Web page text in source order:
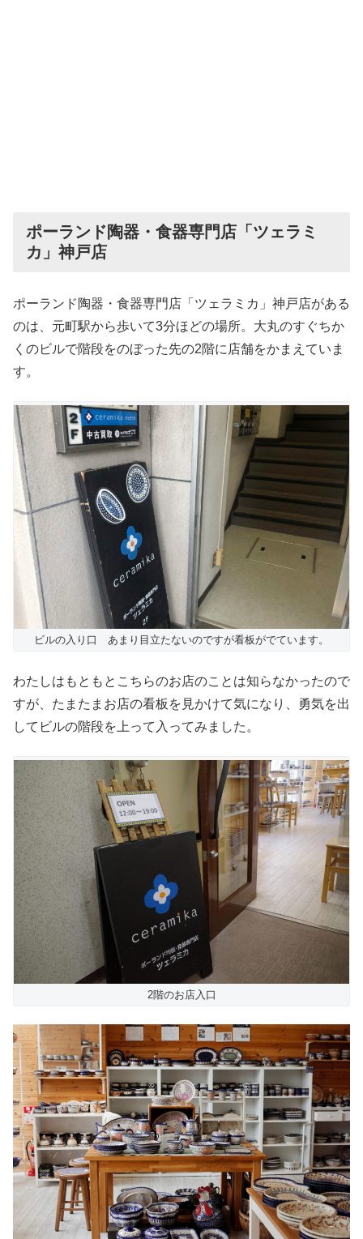
ポーランド陶器・食器専門店「ツェラミ
カ」神戸店
ポーランド陶器・食器専門店「ツェラミカ」神戸店がある
のは、元町駅から歩いて3分ほどの場所。大丸のすぐちか
くのビルで階段をのぼった先の2階に店舗をかまえていま
す。
ビルの入り口 あまり目立たないのですが看板がでています。
わたしはもともとこちらのお店のことは知らなかったので
すが、たまたまお店の看板を見かけて気になり、勇気を出
してビルの階段を上って入ってみました。
2階のお店入口